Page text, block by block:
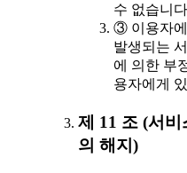
수 없습니
③ 이용자에
발생되는
에 의한 부
용자에게
제 11 조 (서
의 해지)